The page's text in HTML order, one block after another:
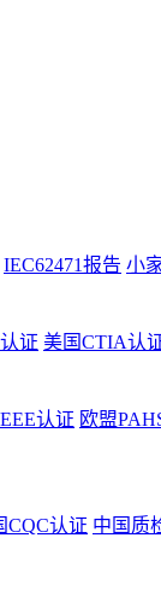
IEC62471报告 小
证 美国CTIA认
认证 欧盟
CQC认证 中国质